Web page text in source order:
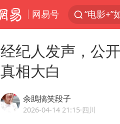
网易号
泉州市
沙特土
四川宜
经纪人发声，公
真相大白
余鴡搞笑段子
2026-04-14 21:15·四川